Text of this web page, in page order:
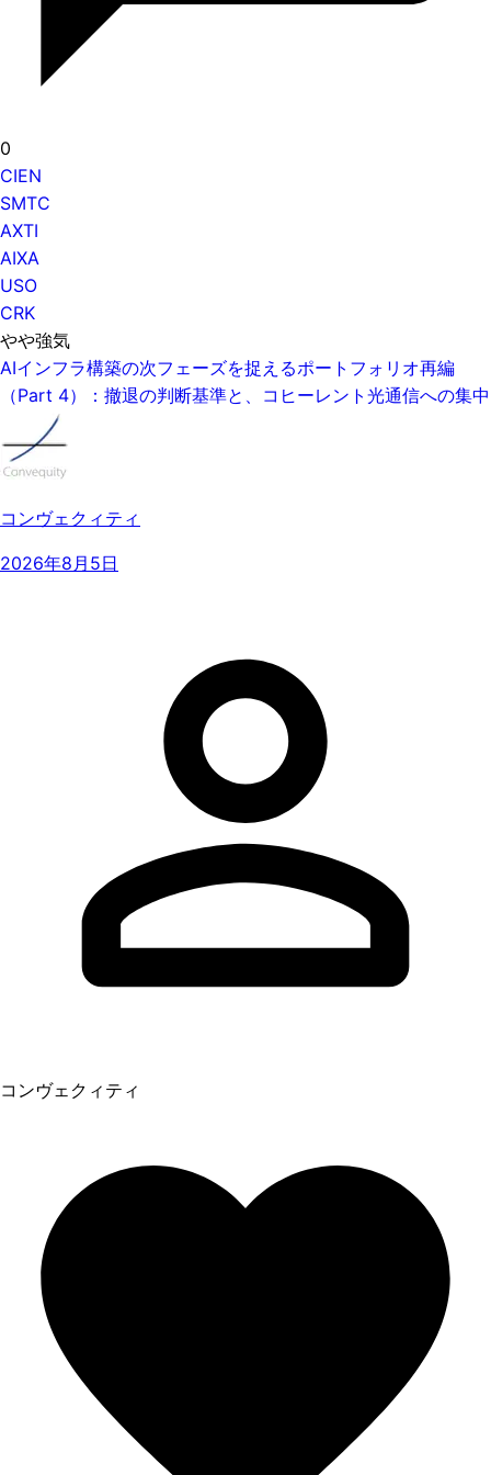
0
CIEN
SMTC
AXTI
AIXA
USO
CRK
やや強気
AIインフラ構築の次フェーズを捉えるポートフォリオ再編
（Part 4）：撤退の判断基準と、コヒーレント光通信への集中
コンヴェクィティ
2026年8月5日
コンヴェクィティ